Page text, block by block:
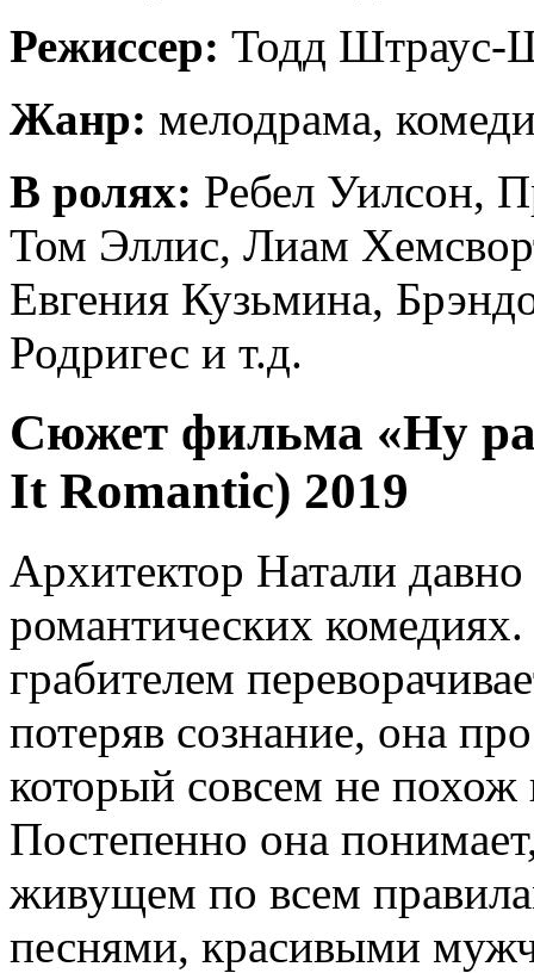
Режиссер: Тодд Штраус-
Жанр: мелодрама,
В ролях: Ребел Уилсон,
Том Эллис, Лиам
Евгения Кузьмина,
Родригес и т.д.
Сюжет фильма «Ну
It Romantic) 2019
Архитектор Натали
романтических
грабителем
потеряв сознание, она
который совсем не
Постепенно она
живущем по всем
песнями, красивыми